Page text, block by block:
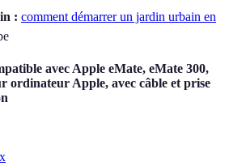
: comment démarrer un jardin urbain en
avec Apple eMate, eMate 300,
ordinateur Apple, avec câble et prise